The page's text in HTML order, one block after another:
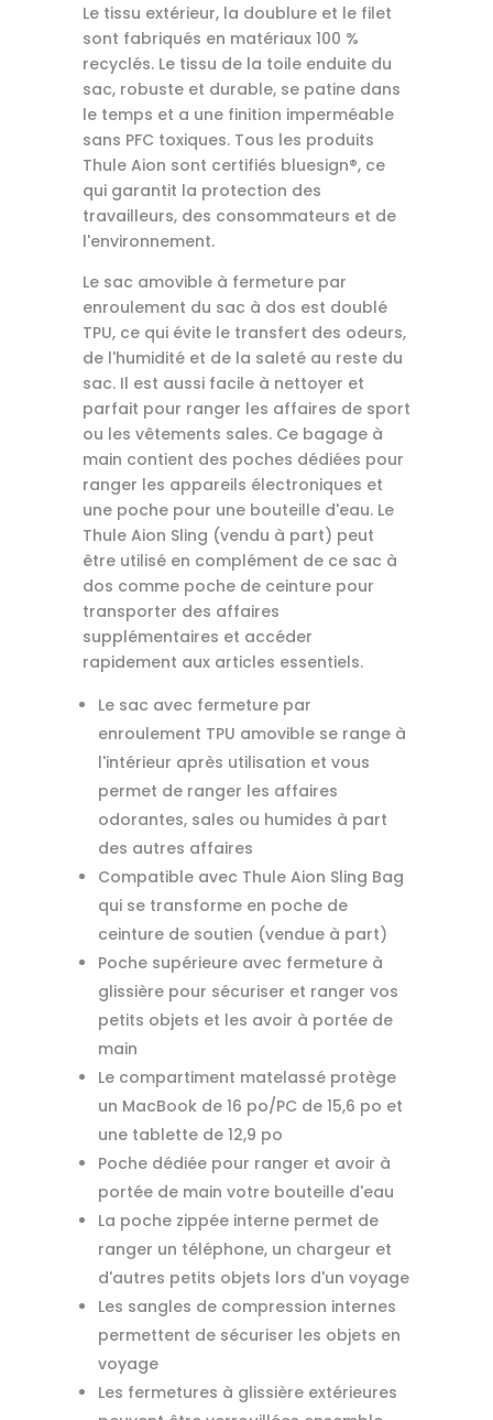
Le tissu extérieur, la doublure et le filet
sont fabriqués en matériaux 100 %
recyclés. Le tissu de la toile enduite du
sac, robuste et durable, se patine dans
le temps et a une finition imperméable
sans PFC toxiques. Tous les produits
Thule Aion sont certifiés bluesign®, ce
qui garantit la protection des
travailleurs, des consommateurs et de
l'environnement.
Le sac amovible à fermeture par
enroulement du sac à dos est doublé
TPU, ce qui évite le transfert des odeurs,
de l'humidité et de la saleté au reste du
sac. Il est aussi facile à nettoyer et
parfait pour ranger les affaires de sport
ou les vêtements sales. Ce bagage à
main contient des poches dédiées pour
ranger les appareils électroniques et
une poche pour une bouteille d'eau. Le
Thule Aion Sling (vendu à part) peut
être utilisé en complément de ce sac à
dos comme poche de ceinture pour
transporter des affaires
supplémentaires et accéder
rapidement aux articles essentiels.
Le sac avec fermeture par
enroulement TPU amovible se range à
l'intérieur après utilisation et vous
permet de ranger les affaires
odorantes, sales ou humides à part
des autres affaires
Compatible avec Thule Aion Sling Bag
qui se transforme en poche de
ceinture de soutien (vendue à part)
Poche supérieure avec fermeture à
glissière pour sécuriser et ranger vos
petits objets et les avoir à portée de
main
Le compartiment matelassé protège
un MacBook de 16 po/PC de 15,6 po et
une tablette de 12,9 po
Poche dédiée pour ranger et avoir à
portée de main votre bouteille d'eau
La poche zippée interne permet de
ranger un téléphone, un chargeur et
d'autres petits objets lors d'un voyage
Les sangles de compression internes
permettent de sécuriser les objets en
voyage
Les fermetures à glissière extérieures